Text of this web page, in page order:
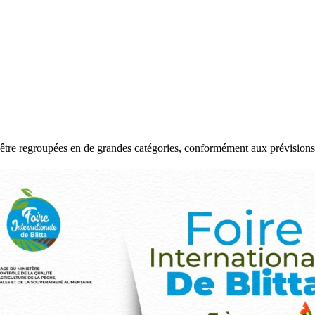
regroupées en de grandes catégories, conformément aux